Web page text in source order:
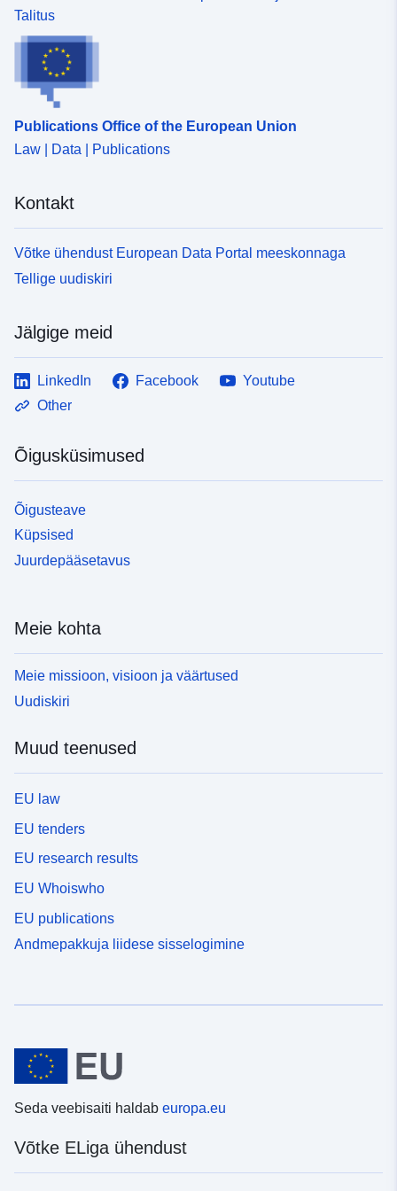
Talitus
Publications Office of the European Union
Law | Data | Publications
Kontakt
Võtke ühendust European Data Portal meeskonnaga
Tellige uudiskiri
Jälgige meid
LinkedIn Facebook
Youtube
Other
Õigusküsimused
Õigusteave
Küpsised
Juurdepääsetavus
Meie kohta
Meie missioon, visioon ja väärtused
Uudiskiri
Muud teenused
EU law
EU tenders
EU research results
EU Whoiswho
EU publications
Andmepakkuja liidese sisselogimine
Seda veebisaiti haldab europa.eu
Võtke ELiga ühendust